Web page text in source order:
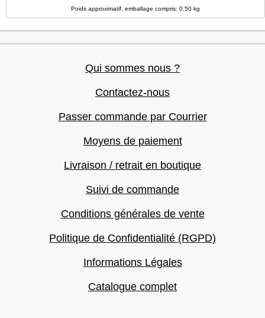
Poids approximatif, emballage compris: 0.50 kg
Qui sommes nous ?
Contactez-nous
Passer commande par Courrier
Moyens de paiement
Livraison / retrait en boutique
Suivi de commande
Conditions générales de vente
Politique de Confidentialité (RGPD)
Informations Légales
Catalogue complet